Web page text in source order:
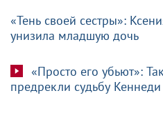
«Тень своей сестры»:
унизила младшую дочь
«Просто его убьют»:
предрекли судьбу Кеннеди